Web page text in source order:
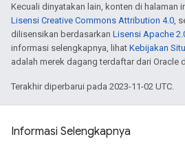
Kecuali dinyatakan lain, konten di halaman
Lisensi Creative Commons Attribution 4.0 ,
dilisensikan berdasarkan Lisensi Apache
informasi selengkapnya, lihat Kebijakan
adalah merek dagang terdaftar dari Oracle
Terakhir diperbarui pada 2023-11-02 UTC.
Informasi Selengkapnya